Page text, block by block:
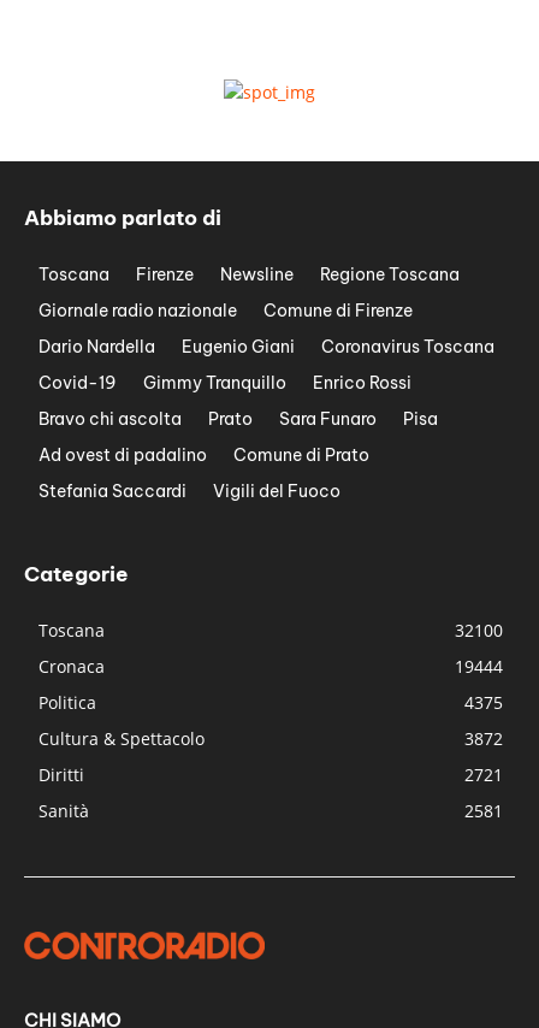
Abbiamo parlato di
Toscana Firenze Newsline
Regione Toscana
Giornale radio nazionale
Comune di Firenze
Dario Nardella
Eugenio Giani
Coronavirus Toscana
Covid-19
Gimmy Tranquillo
Enrico Rossi
Bravo chi ascolta
Prato Sara Funaro
Pisa
Ad ovest di padalino
Comune di Prato
Stefania Saccardi
Vigili del Fuoco
Categorie
Toscana
32100
Cronaca
19444
Politica
4375
Cultura & Spettacolo
3872
Diritti
2721
Sanità
2581
CHI SIAMO